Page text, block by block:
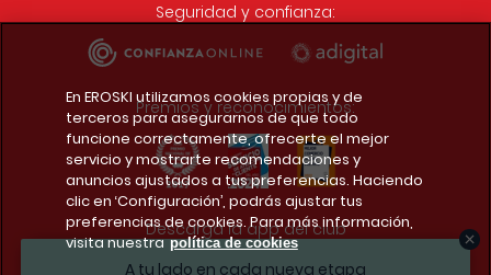
A tu lado en cada nueva etapa
Seguridad y confianza:
Premios y reconocimientos:
Descarga la app del club
En EROSKI utilizamos cookies propias y de
terceros para asegurarnos de que todo
funcione correctamente, ofrecerte el mejor
servicio y mostrarte recomendaciones y
anuncios ajustados a tus preferencias. Haciendo
clic en ‘Configuración’, podrás ajustar tus
preferencias de cookies. Para más información,
visita nuestra política de cookies